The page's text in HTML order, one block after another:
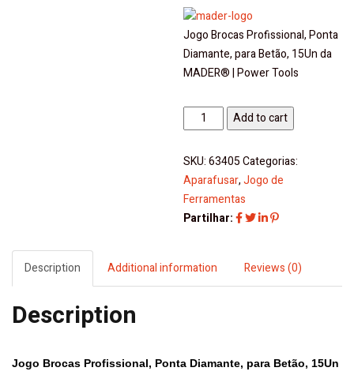
Jogo Brocas Profissional, Ponta
Diamante, para Betão, 15Un da
MADER® | Power Tools
Jogo
Brocas
Profissional,
Ponta
Diamante,
para
-
Mader
quantity
Add to cart
SKU:63405 Categorias:
Aparafusar,Jogo de
Ferramentas
Partilhar:
Description Additional information Reviews (0)
Description
Jogo Brocas Profissional, Ponta Diamante, para Betão, 15Un